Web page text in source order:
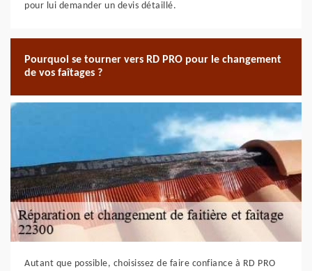
pour lui demander un devis détaillé.
Pourquoi se tourner vers RD PRO pour le changement
de vos faîtages ?
Autant que possible, choisissez de faire confiance à RD PRO